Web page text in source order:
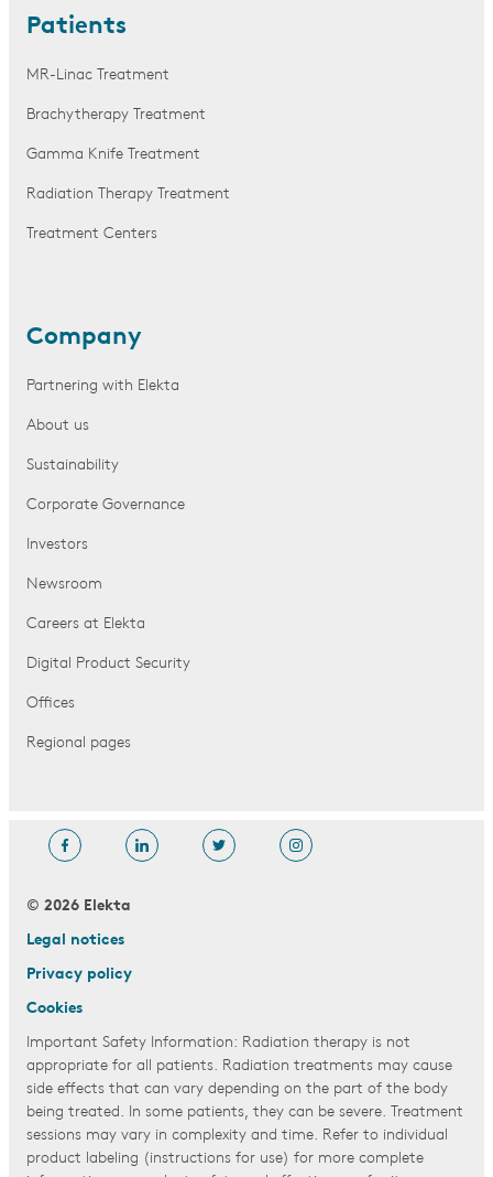
Patients
MR-Linac Treatment
Brachytherapy Treatment
Gamma Knife Treatment
Radiation Therapy Treatment
Treatment Centers
Company
Partnering with Elekta
About us
Sustainability
Corporate Governance
Investors
Newsroom
Careers at Elekta
Digital Product Security
Offices
Regional pages
© 2026 Elekta
Legal notices
Privacy policy
Cookies
Important Safety Information: Radiation therapy is not
appropriate for all patients. Radiation treatments may cause
side effects that can vary depending on the part of the body
being treated. In some patients, they can be severe. Treatment
sessions may vary in complexity and time. Refer to individual
product labeling (instructions for use) for more complete